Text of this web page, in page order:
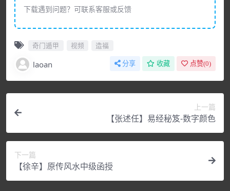
下载遇到问题？可联系客服或反馈
奇门遁甲 视频 造福
laoan 分享 收藏 点赞(0)
上一篇
【张述任】易经秘笈-数字颜色
下一篇
【徐辛】原传风水中级函授